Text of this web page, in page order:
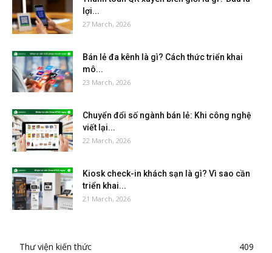
lợi...
27 March, 2026
Bán lẻ đa kênh là gì? Cách thức triển khai
mô...
23 March, 2026
Chuyển đổi số ngành bán lẻ: Khi công nghệ
viết lại...
22 March, 2026
Kiosk check-in khách sạn là gì? Vì sao cần
triển khai...
21 March, 2026
Thư viện kiến thức
409